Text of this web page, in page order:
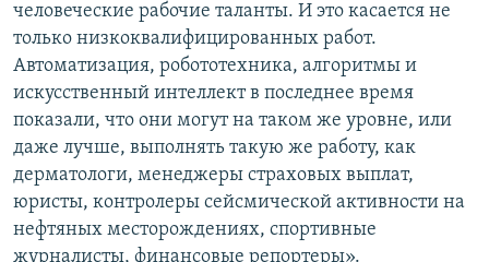
человеческие рабочие таланты. И это касается не
только низкоквалифицированных работ.
Автоматизация, робототехника, алгоритмы и
искусственный интеллект в последнее время
показали, что они могут на таком же уровне, или
даже лучше, выполнять такую же работу, как
дерматологи, менеджеры страховых выплат,
юристы, контролеры сейсмической активности на
нефтяных месторождениях, спортивные
журналисты, финансовые репортеры».